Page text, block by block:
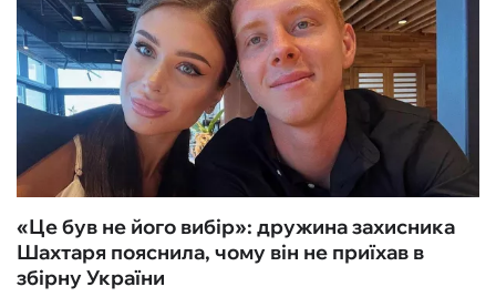
«Це був не його вибір»: дружина захисника
Шахтаря пояснила, чому він не приїхав в
збірну України